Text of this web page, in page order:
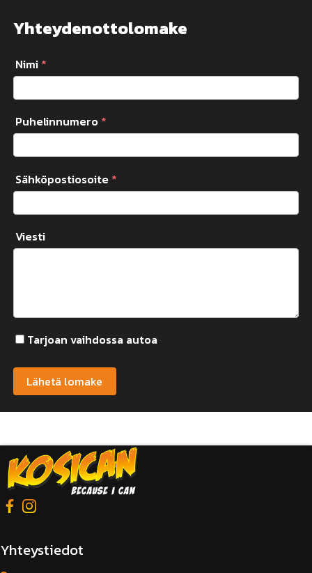
Yhteydenottolomake
Nimi *
Puhelinnumero *
Sähköpostiosoite *
Viesti
Tarjoan vaihdossa autoa
Vaihtoajoneuvon tiedot
Malli
Vuosimalli
Yhteystiedot